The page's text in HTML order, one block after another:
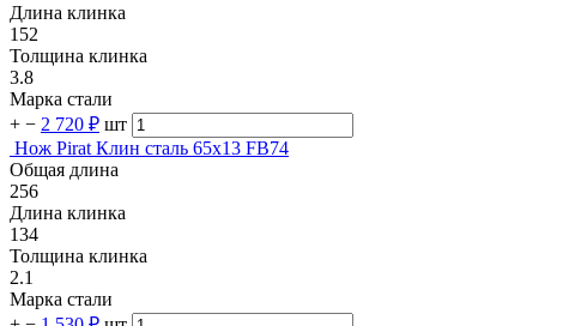
Длина клинка
152
Толщина клинка
3.8
Марка стали
+ − 2 720 ₽ шт
Нож Pirat Клин сталь 65х13 FB74
Общая длина
256
Длина клинка
134
Толщина клинка
2.1
Марка стали